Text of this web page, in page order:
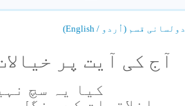
دولسانی قسم (اُردو / English)
آج کی آیت پر
کیا یہ سچ